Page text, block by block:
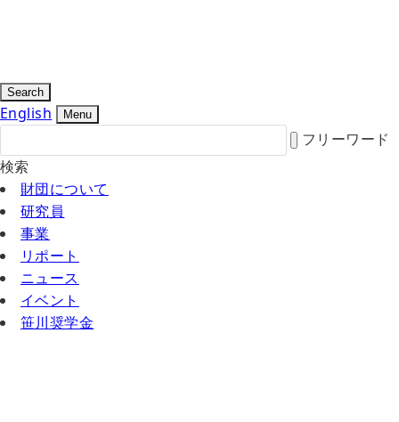
Search
English Menu
フリーワード
検索
財団について
研究員
事業
リポート
ニュース
イベント
笹川奨学金